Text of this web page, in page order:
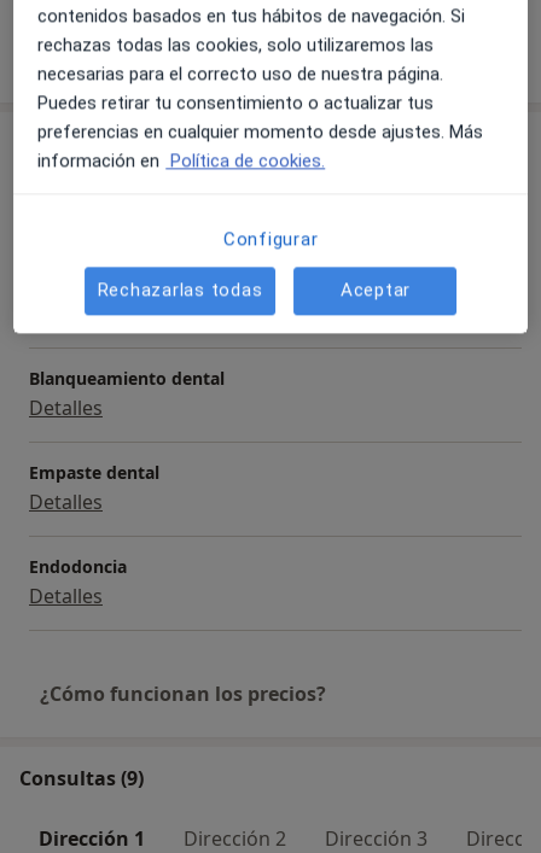
Mostrar más detalles
sobre la experiencia
Servicios y precios
Apicectomía
Detalles
Blanqueamiento dental
Detalles
Empaste dental
Detalles
Endodoncia
Detalles
¿Cómo funcionan los precios?
Consultas (9)
Dirección 1 Dirección 2 Dirección 3
contenidos basados en tus hábitos de navegación. Si
rechazas todas las cookies, solo utilizaremos las
necesarias para el correcto uso de nuestra página.
Puedes retirar tu consentimiento o actualizar tus
preferencias en cualquier momento desde ajustes. Más
información en Política de cookies.
Configurar
Rechazarlas todas Aceptar